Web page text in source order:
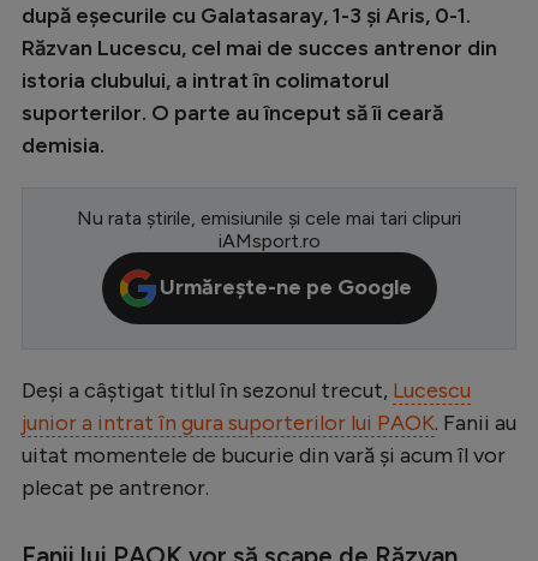
Champions League
Europa League
Conference League
Serie A
Ligue 1
Campionate
Starurile fotbalului
după eșecurile cu Galatasaray, 1-3 și Aris, 0-1.
Răzvan Lucescu, cel mai de succes antrenor din
istoria clubului, a intrat în colimatorul
suporterilor. O parte au început să îi ceară
demisia.
Nu rata știrile, emisiunile și cele mai tari clipuri
iAMsport.ro
Urmărește-ne pe Google
Deși a câștigat titlul în sezonul trecut, Lucescu
junior a intrat în gura suporterilor lui PAOK. Fanii au
uitat momentele de bucurie din vară și acum îl vor
plecat pe antrenor.